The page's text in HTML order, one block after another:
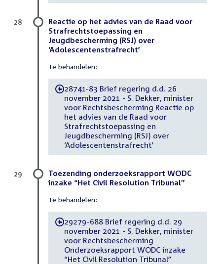
Reactie op het advies van de Raad voor
Strafrechtstoepassing en
Jeugdbescherming (RSJ) over
‘Adolescentenstrafrecht’
Te behandelen:
-28741-83 Brief regering d.d. 26
november 2021 - S. Dekker, minister
voor Rechtsbescherming Reactie op
het advies van de Raad voor
Strafrechtstoepassing en
Jeugdbescherming (RSJ) over
‘Adolescentenstrafrecht’
28
Toezending onderzoeksrapport WODC
inzake “Het Civil Resolution Tribunal”
Te behandelen:
-29279-688 Brief regering d.d. 29
november 2021 - S. Dekker, minister
voor Rechtsbescherming
Onderzoeksrapport WODC inzake
“Het Civil Resolution Tribunal”
29